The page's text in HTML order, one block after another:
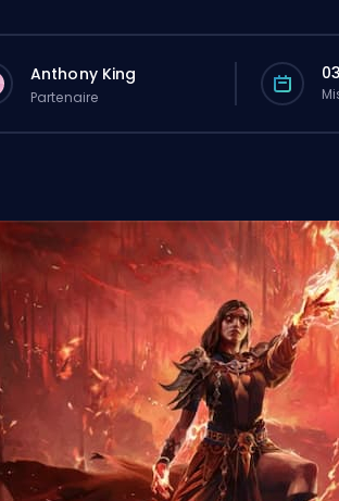
Anthony King
Partenaire